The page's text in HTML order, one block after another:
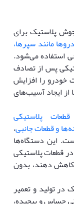
پلاستیک برای
مانند سپرها،
استفاده می‌شود.
پس از تصادف
خودرو را افزایش
ایجاد آسیب‌های
پلاستیکی
و قطعات جانبی،
این دستگاه‌ها
قطعات پلاستیکی
کاهش دهند، بدون
تولید و تعمیر
حساس و پیچیده،